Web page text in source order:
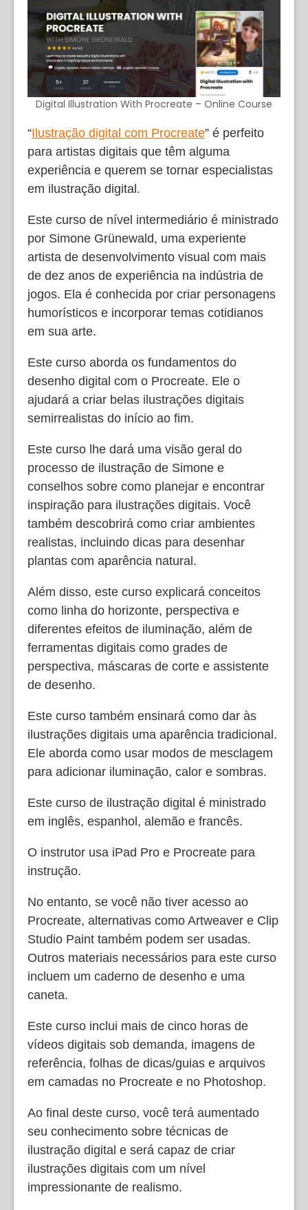
Digital Illustration With Procreate – Online Course
“Ilustração digital com Procreate” é perfeito
para artistas digitais que têm alguma
experiência e querem se tornar especialistas
em ilustração digital.
Este curso de nível intermediário é ministrado
por Simone Grünewald, uma experiente
artista de desenvolvimento visual com mais
de dez anos de experiência na indústria de
jogos. Ela é conhecida por criar personagens
humorísticos e incorporar temas cotidianos
em sua arte.
Este curso aborda os fundamentos do
desenho digital com o Procreate. Ele o
ajudará a criar belas ilustrações digitais
semirrealistas do início ao fim.
Este curso lhe dará uma visão geral do
processo de ilustração de Simone e
conselhos sobre como planejar e encontrar
inspiração para ilustrações digitais. Você
também descobrirá como criar ambientes
realistas, incluindo dicas para desenhar
plantas com aparência natural.
Além disso, este curso explicará conceitos
como linha do horizonte, perspectiva e
diferentes efeitos de iluminação, além de
ferramentas digitais como grades de
perspectiva, máscaras de corte e assistente
de desenho.
Este curso também ensinará como dar às
ilustrações digitais uma aparência tradicional.
Ele aborda como usar modos de mesclagem
para adicionar iluminação, calor e sombras.
Este curso de ilustração digital é ministrado
em inglês, espanhol, alemão e francês.
O instrutor usa iPad Pro e Procreate para
instrução.
No entanto, se você não tiver acesso ao
Procreate, alternativas como Artweaver e Clip
Studio Paint também podem ser usadas.
Outros materiais necessários para este curso
incluem um caderno de desenho e uma
caneta.
Este curso inclui mais de cinco horas de
vídeos digitais sob demanda, imagens de
referência, folhas de dicas/guias e arquivos
em camadas no Procreate e no Photoshop.
Ao final deste curso, você terá aumentado
seu conhecimento sobre técnicas de
ilustração digital e será capaz de criar
ilustrações digitais com um nível
impressionante de realismo.